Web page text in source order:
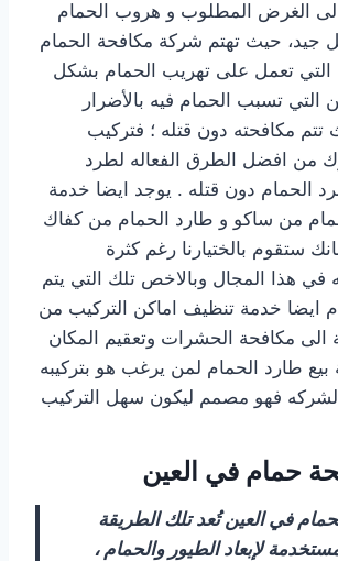
الغرض المطلوب و هروب الحمام
جيد، حيث تهتم شركة مكافحة الحمام
التي تعمل على تهريب الحمام بشكل
التي تسبب الحمام فيه بالأضرار
مكافحته دون قتله ؛ فتركيب
من افضل الطرق الفعاله لطرد
الحمام دون قتله . يوجد ايضا خدمة
من ساكو و طارد الحمام من كفاك
ستقوم بالختيارنا رغم كثرة
في هذا المجال وبالاخص تلك التي يتم
ايضا خدمة تنظيف اماكن التركيب من
الى مكافحة الحشرات وتعقيم المكان
طارد الحمام لمن يرغب هو بتركيبه
فهو مصمم ليكون سهل التركيب
حمام في العين
في العين تُعد تلك الطريقة
لإبعاد الطيور والحمام ،